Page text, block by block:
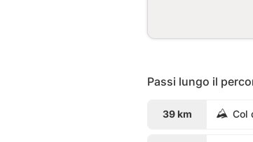
Passi lungo il
39 km Col